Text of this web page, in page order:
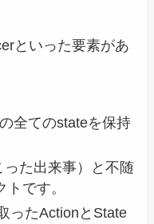
といった要素があ
全てのstateを保持
た出来事）と不随
です。
ったActionとState